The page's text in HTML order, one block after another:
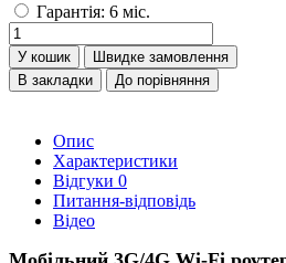
Гарантія: 6 міс.
У кошик
Швидке замовлення
В закладки
До порівняння
Опис
Характеристики
Відгуки 0
Питання-відповідь
Відео